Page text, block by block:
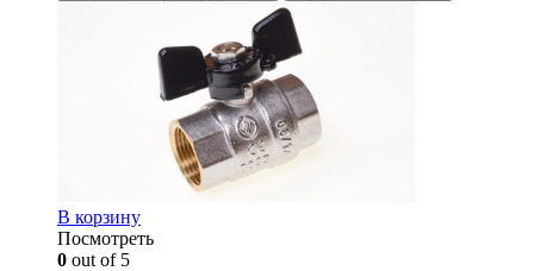
В корзину
Посмотреть
0 out of 5